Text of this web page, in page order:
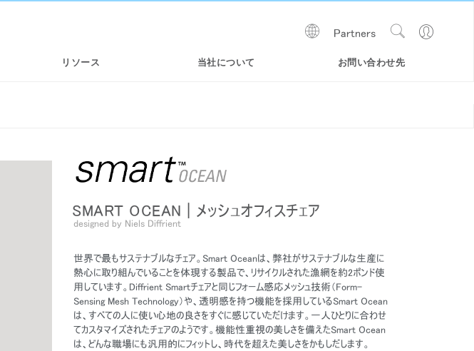
リソース 当社について お問い合わせ先
Go
Site
Partners
Show
DIFFRIENT WORLD | メッシュワー
クチェア
WORLD LM TASK チェア
LIBERTY OCEAN | 海洋プラスチ
ックリサイクルチェア
SMART OCEAN | メッシュオフィスチェア
designed by Niels Diffrient
世界で最もサステナブルなチェア。Smart Oceanは、弊社がサステナブルな生産に
熱心に取り組んでいることを体現する製品で、リサイクルされた漁網を約2ポンド使
用しています。Diffrient Smartチェアと同じフォーム感応メッシュ技術（Form-
Sensing Mesh Technology）や、透明感を持つ機能を採用しているSmart Ocean
は、すべての人に使い心地の良さをすぐに感じていただけます。一人ひとりに合わせ
てカスタマイズされたチェアのようです。機能性重視の美しさを備えたSmart Ocean
は、どんな職場にも汎用的にフィットし、時代を超えた美しさをかもしだします。